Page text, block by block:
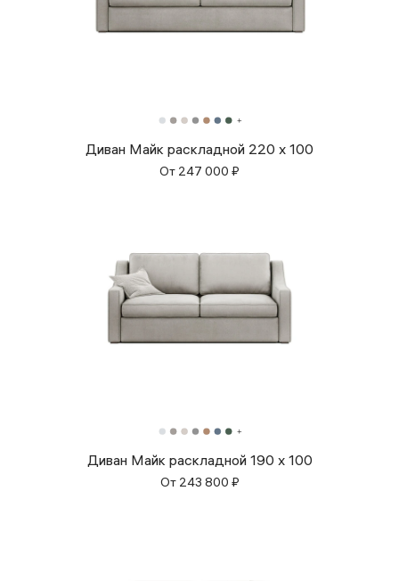
Диван Майк раскладной 220 x 100
От 247 000 ₽
Диван Майк раскладной 190 x 100
От 243 800 ₽